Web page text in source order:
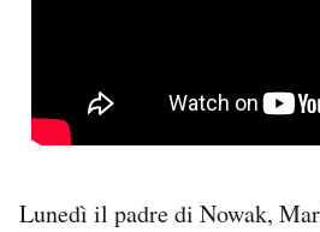
Lunedì il padre di Nowak,